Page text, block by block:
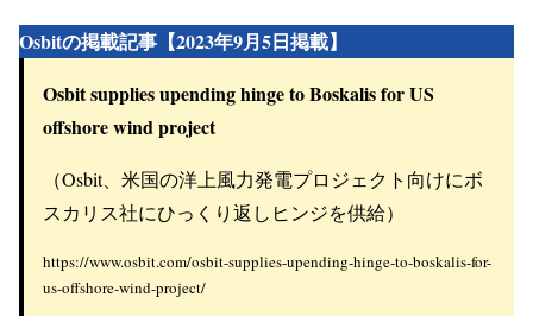
Osbit製の機材は日本の洋上風力でも使用されている
「Bokalift 2」に搭載されたモノパイ
ル建て起こしツール
Osbitの掲載記事【2023年9月5日掲載】
Osbit supplies upending hinge to Boskalis for US
offshore wind project